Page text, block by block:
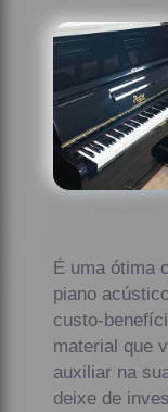
É uma ótima
piano
custo-
material que
auxiliar na
deixe de